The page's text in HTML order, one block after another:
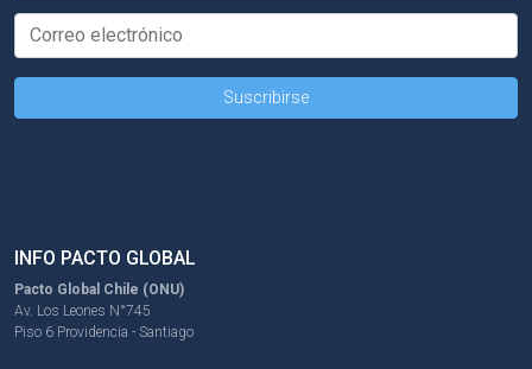
INFO PACTO GLOBAL
Pacto Global Chile (ONU)
Av. Los Leones N°745
Piso 6 Providencia - Santiago